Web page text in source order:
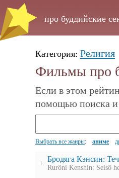
про буддийские
Категория: Религия
Фильмы про
Если в этом
помощью поиска и
Выбрать все жанры: аниме
1. Бродяга Кэнсин:
Rurôni Kenshin: Seisô